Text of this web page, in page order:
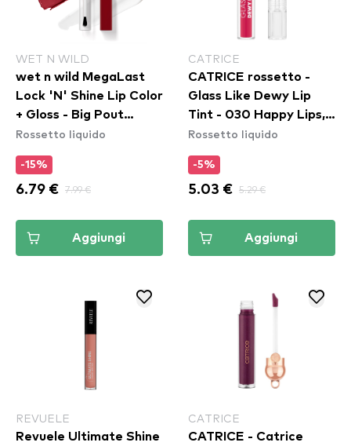
WET N WILD
wet n wild MegaLast
Lock 'N' Shine Lip Color
+ Gloss - Big Pout
Energy
Rossetto liquido
-15%
6.79 € 7.99 €
Aggiungi
CATRICE
CATRICE rossetto -
Glass Like Dewy Lip
Tint - 030 Happy Lips,
Happy Life
Rossetto liquido
-5%
5.03 € 5.29 €
Aggiungi
REVUELE
Revuele Ultimate Shine
CATRICE
CATRICE - Catrice